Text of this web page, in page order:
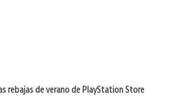
rebajas de verano de PlayStation Store